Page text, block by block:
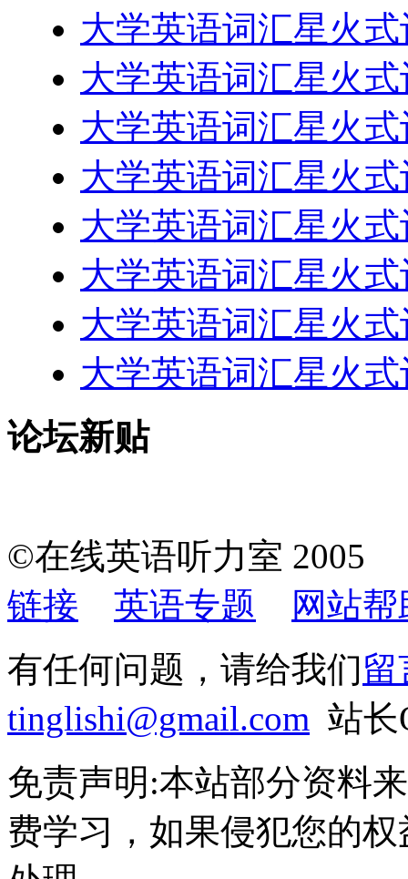
大学英语词汇星火式
大学英语词汇星火式
大学英语词汇星火式
大学英语词汇星火式
大学英语词汇星火式
大学英语词汇星火式
大学英语词汇星火式
大学英语词汇星火式
论坛新贴
©在线英语听力室
链接
英语专题
网站帮
有任何问题，请给我们留
tinglishi@gmail.com 站长
免责声明:本站部分资料
费学习，如果侵犯您的